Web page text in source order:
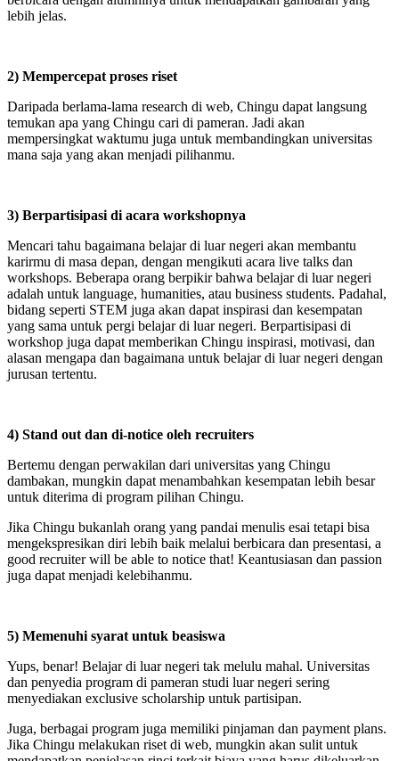
lebih jelas.
2) Mempercepat proses riset
Daripada berlama-lama research di web, Chingu dapat langsung
temukan apa yang Chingu cari di pameran. Jadi akan
mempersingkat waktumu juga untuk membandingkan universitas
mana saja yang akan menjadi pilihanmu.
3) Berpartisipasi di acara workshopnya
Mencari tahu bagaimana belajar di luar negeri akan membantu
karirmu di masa depan, dengan mengikuti acara live talks dan
workshops. Beberapa orang berpikir bahwa belajar di luar negeri
adalah untuk language, humanities, atau business students. Padahal,
bidang seperti STEM juga akan dapat inspirasi dan kesempatan
yang sama untuk pergi belajar di luar negeri. Berpartisipasi di
workshop juga dapat memberikan Chingu inspirasi, motivasi, dan
alasan mengapa dan bagaimana untuk belajar di luar negeri dengan
jurusan tertentu.
4) Stand out dan di-notice oleh recruiters
Bertemu dengan perwakilan dari universitas yang Chingu
dambakan, mungkin dapat menambahkan kesempatan lebih besar
untuk diterima di program pilihan Chingu.
Jika Chingu bukanlah orang yang pandai menulis esai tetapi bisa
mengekspresikan diri lebih baik melalui berbicara dan presentasi, a
good recruiter will be able to notice that! Keantusiasan dan passion
juga dapat menjadi kelebihanmu.
5) Memenuhi syarat untuk beasiswa
Yups, benar! Belajar di luar negeri tak melulu mahal. Universitas
dan penyedia program di pameran studi luar negeri sering
menyediakan exclusive scholarship untuk partisipan.
Juga, berbagai program juga memiliki pinjaman dan payment plans.
Jika Chingu melakukan riset di web, mungkin akan sulit untuk